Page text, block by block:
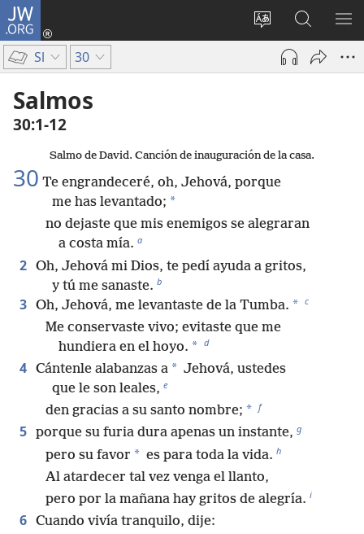
JW.ORG
Cambiar
idioma
del sitio
Iniciar
sesión
en
jw.org
Sl 30
Salmos
30:1-12
Salmo de David. Canción de inauguración de la casa.
30 Te engrandeceré, oh, Jehová, porque
me has levantado; *
no dejaste que mis enemigos se alegraran
a costa mía. a
2 Oh, Jehová mi Dios, te pedí ayuda a gritos,
y tú me sanaste. b
3 Oh, Jehová, me levantaste de la Tumba. * c
Me conservaste vivo; evitaste que me
hundiera en el hoyo. * d
4 Cántenle alabanzas a * Jehová, ustedes
que le son leales, e
den gracias a su santo nombre; * f
5 porque su furia dura apenas un instante, g
pero su favor * es para toda la vida. h
Al atardecer tal vez venga el llanto,
pero por la mañana hay gritos de alegría. i
6 Cuando vivía tranquilo, dije: